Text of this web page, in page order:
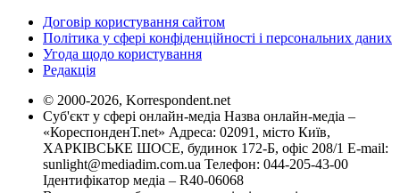
Договір користування сайтом
Політика у сфері конфіденційності і персональних даних
Угода щодо користування
Редакція
© 2000-2026, Korrespondent.net
Суб'єкт у сфері онлайн-медіа Назва онлайн-медіа –
«КореспонденТ.net» Адреса: 02091, місто Київ,
ХАРКІВСЬКЕ ШОСЕ, будинок 172-Б, офіс 208/1 E-mail:
sunlight@mediadim.com.ua Телефон: 044-205-43-00
Ідентифікатор медіа – R40-06068